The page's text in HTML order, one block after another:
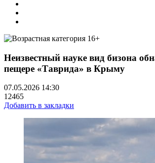
Неизвестный науке вид бизона
пещере «Таврида» в Крыму
07.05.2026 14:30
12465
Добавить в закладки